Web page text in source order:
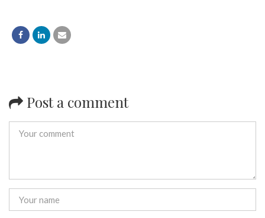
Post a comment